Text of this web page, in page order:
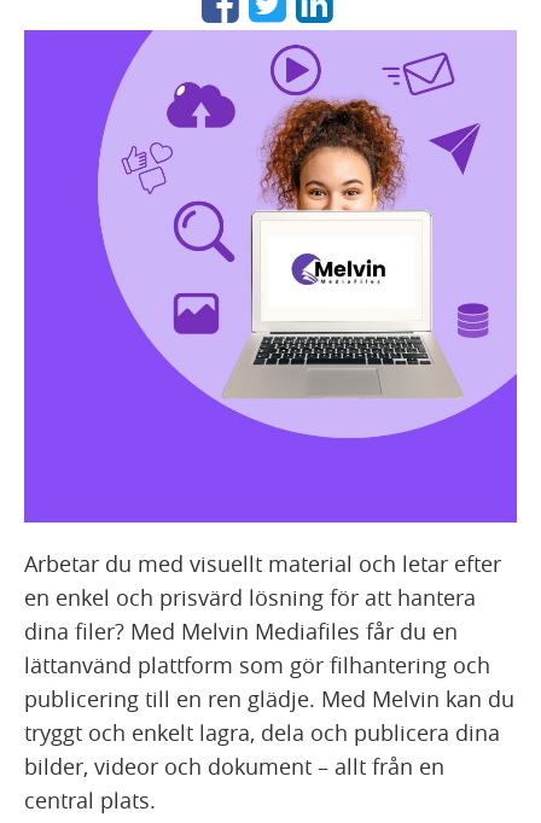
Arbetar du med visuellt material och letar efter
en enkel och prisvärd lösning för att hantera
dina filer? Med Melvin Mediafiles får du en
lättanvänd plattform som gör filhantering och
publicering till en ren glädje. Med Melvin kan du
tryggt och enkelt lagra, dela och publicera dina
bilder, videor och dokument – allt från en
central plats.